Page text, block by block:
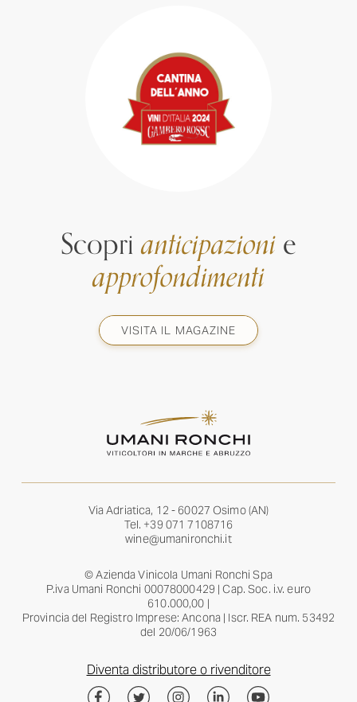
Scoprianticipazionie
approfondimenti
VISITA IL MAGAZINE
Via Adriatica, 12 - 60027 Osimo (AN)
Tel. +39 071 7108716
wine@umanironchi.it
© Azienda Vinicola Umani Ronchi Spa
P.iva Umani Ronchi 00078000429 | Cap. Soc. i.v. euro
610.000,00 |
Provincia del Registro Imprese: Ancona | Iscr. REA num. 53492
del 20/06/1963
Diventa distributore o rivenditore